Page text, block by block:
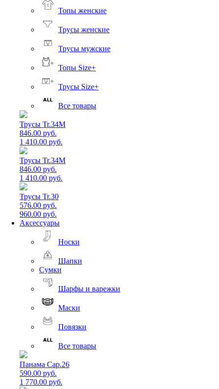
Топы женские
Трусы женские
Трусы мужские
Топы Size+
Трусы Size+
Все товары
Трусы Tr.34M
846.00 руб.
1 410.00 руб.
Трусы Tr.34M
846.00 руб.
1 410.00 руб.
Трусы Tr.30
576.00 руб.
960.00 руб.
Аксессуары
Носки
Шапки
Сумки
Шарфы и варежки
Маски
Повязки
Все товары
Панама Cap.26
590.00 руб.
1 770.00 руб.